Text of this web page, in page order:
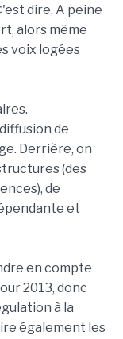
dire. A peine
alors même
voix logées
de
Derrière, on
(des
de
et
en compte
2013, donc
à la
également les